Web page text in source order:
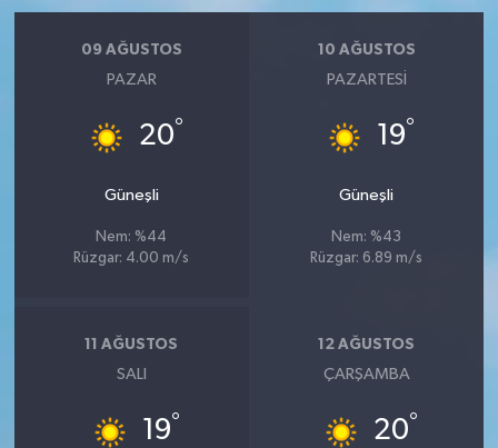
09 AĞUSTOS
PAZAR
20°
Güneşli
Nem: %44
Rüzgar: 4.00 m/s
10 AĞUSTOS
PAZARTESI
19°
Güneşli
Nem: %43
Rüzgar: 6.89 m/s
11 AĞUSTOS
SALI
19°
12 AĞUSTOS
ÇARŞAMBA
20°